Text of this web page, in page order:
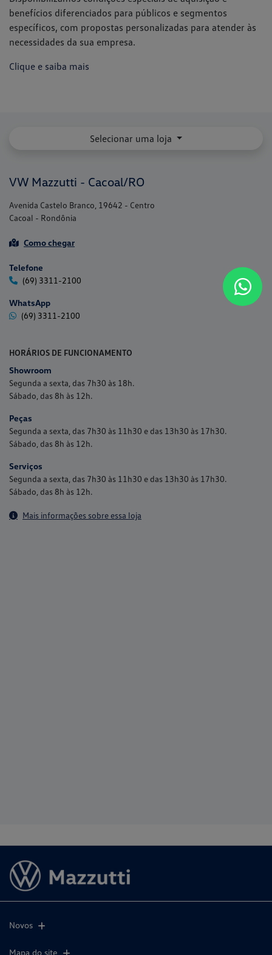
Selecionar uma loja
VW Mazzutti - Cacoal/RO
WhatsApp
Segunda a sexta, das 7h30 às 18h.
Sábado, das 8h às 12h.
Peças
Segunda a sexta, das 7h30 às 11h30 e das 13h30 às 17h30.
Serviços
Sábado, das 8h às 12h.
Mais informações sobre essa loja
Novos
Mapa do site